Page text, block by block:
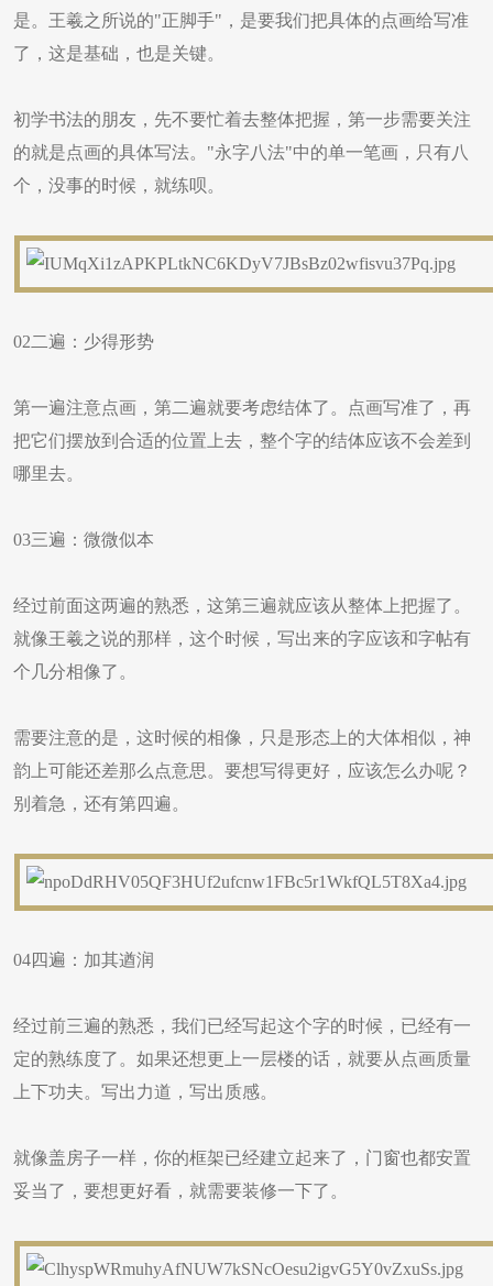
是。王羲之所说的"正脚手"，是要我们把具体的点画给写准
了，这是基础，也是关键。
初学书法的朋友，先不要忙着去整体把握，第一步需要关注
的就是点画的具体写法。"永字八法"中的单一笔画，只有八
个，没事的时候，就练呗。
02二遍：少得形势
第一遍注意点画，第二遍就要考虑结体了。点画写准了，再
把它们摆放到合适的位置上去，整个字的结体应该不会差到
哪里去。
03三遍：微微似本
经过前面这两遍的熟悉，这第三遍就应该从整体上把握了。
就像王羲之说的那样，这个时候，写出来的字应该和字帖有
个几分相像了。
需要注意的是，这时候的相像，只是形态上的大体相似，神
韵上可能还差那么点意思。要想写得更好，应该怎么办呢？
别着急，还有第四遍。
04四遍：加其遒润
经过前三遍的熟悉，我们已经写起这个字的时候，已经有一
定的熟练度了。如果还想更上一层楼的话，就要从点画质量
上下功夫。写出力道，写出质感。
就像盖房子一样，你的框架已经建立起来了，门窗也都安置
妥当了，要想更好看，就需要装修一下了。